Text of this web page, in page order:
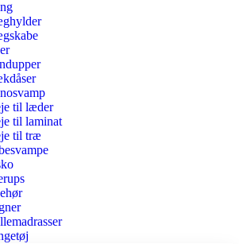
til læder
til laminat
til træ